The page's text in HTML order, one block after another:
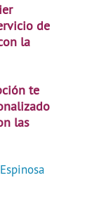
de
la
te
las